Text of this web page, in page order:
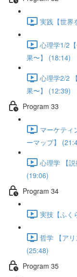
実践【世界
心理学1/2
果〜】 (18:14)
心理学2/2
果〜】 (12:39)
Program 33
マーケテ
ーマップ】
心理学 【説
(19:06)
Program 34
実技【ふく
哲学 【アリ
(25:48)
Program 35